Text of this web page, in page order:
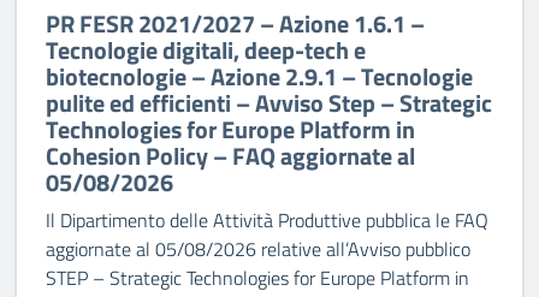
PR FESR 2021/2027 – Azione 1.6.1 –
Tecnologie digitali, deep-tech e
biotecnologie – Azione 2.9.1 – Tecnologie
pulite ed efficienti – Avviso Step – Strategic
Technologies for Europe Platform in
Cohesion Policy – FAQ aggiornate al
05/08/2026
Il Dipartimento delle Attività Produttive pubblica le FAQ
aggiornate al 05/08/2026 relative all’Avviso pubblico
STEP – Strategic Technologies for Europe Platform in